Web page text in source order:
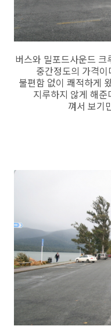
버스와 밀포드사운드
중간정도의 가격
불편함 없이 쾌적하게
지루하지 않게 해
껴서 보기